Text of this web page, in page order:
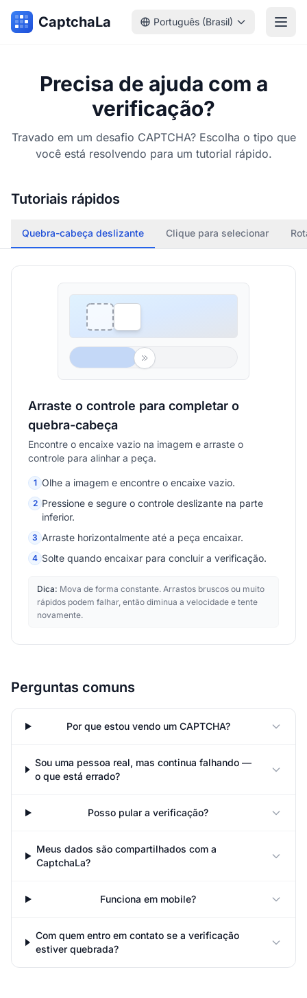
CaptchaLa Português (Brasil)
Precisa de ajuda com a
verificação?
Travado em um desafio CAPTCHA? Escolha o tipo que
você está resolvendo para um tutorial rápido.
Tutoriais rápidos
Quebra-cabeça deslizante Clique para selecionar
Arraste o controle para completar o
quebra-cabeça
Encontre o encaixe vazio na imagem e arraste o
controle para alinhar a peça.
1 Olhe a imagem e encontre o encaixe vazio.
2 Pressione e segure o controle deslizante na parte
inferior.
3 Arraste horizontalmente até a peça encaixar.
4 Solte quando encaixar para concluir a verificação.
Dica: Mova de forma constante. Arrastos bruscos ou muito
rápidos podem falhar, então diminua a velocidade e tente
novamente.
Perguntas comuns
Por que estou vendo um CAPTCHA?
Sou uma pessoa real, mas continua falhando —
o que está errado?
Posso pular a verificação?
Meus dados são compartilhados com a
CaptchaLa?
Funciona em mobile?
Com quem entro em contato se a verificação
estiver quebrada?